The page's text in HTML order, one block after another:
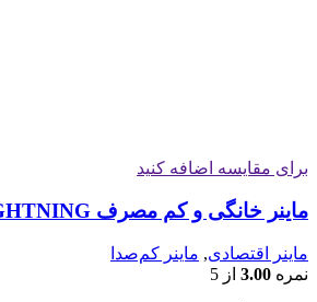
برای مقایسه اضافه کنید
ماینر خانگی و کم مصرف HP LIGHTNING
ماینر اقتصادی, ماینر کم‌صدا
نمره 3.00 از 5